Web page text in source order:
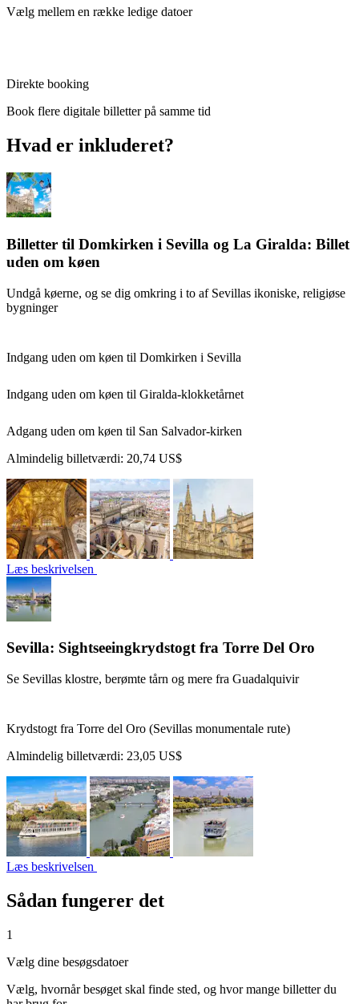
Vælg mellem en række ledige datoer
Direkte booking
Book flere digitale billetter på samme tid
Hvad er inkluderet?
Billetter til Domkirken i Sevilla og La Giralda: Billet
uden om køen
Undgå køerne, og se dig omkring i to af Sevillas ikoniske, religiøse
bygninger
Indgang uden om køen til Domkirken i Sevilla
Indgang uden om køen til Giralda-klokketårnet
Adgang uden om køen til San Salvador-kirken
Almindelig billetværdi: 20,74 US$
Læs beskrivelsen
Sevilla: Sightseeingkrydstogt fra Torre Del Oro
Se Sevillas klostre, berømte tårn og mere fra Guadalquivir
Krydstogt fra Torre del Oro (Sevillas monumentale rute)
Almindelig billetværdi: 23,05 US$
Læs beskrivelsen
Sådan fungerer det
1
Vælg dine besøgsdatoer
Vælg, hvornår besøget skal finde sted, og hvor mange billetter du